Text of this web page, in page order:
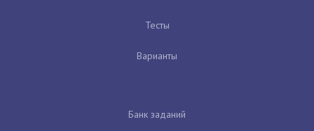
Тесты
Варианты
Банк заданий